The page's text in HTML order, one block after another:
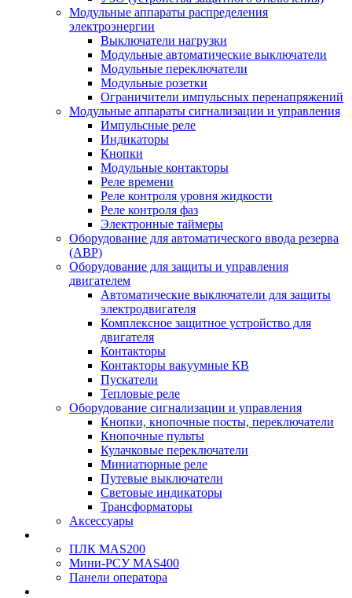
Модульные аппараты распределения
электроэнергии
Выключатели нагрузки
Модульные автоматические выключатели
Модульные переключатели
Модульные розетки
Ограничители импульсных перенапряжений
Модульные аппараты сигнализации и управления
Импульсные реле
Индикаторы
Кнопки
Модульные контакторы
Реле времени
Реле контроля уровня жидкости
Реле контроля фаз
Электронные таймеры
Оборудование для автоматического ввода резерва
(АВР)
Оборудование для защиты и управления
двигателем
Автоматические выключатели для защиты
электродвигателя
Комплексное защитное устройство для
двигателя
Контакторы
Контакторы вакуумные КВ
Пускатели
Тепловые реле
Оборудование сигнализации и управления
Кнопки, кнопочные посты, переключатели
Кнопочные пульты
Кулачковые переключатели
Миниатюрные реле
Путевые выключатели
Световые индикаторы
Трансформаторы
Аксессуары
ПЛК MAS200
Мини-РСУ MAS400
Панели оператора